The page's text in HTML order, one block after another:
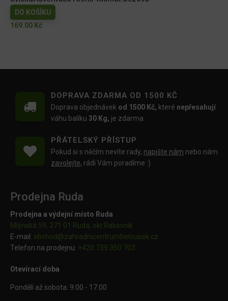
DO KOŠÍKU
169.00 Kč
DOPRAVA ZDARMA OD 1500 KČ
Doprava objednávek od 1500 Kč, které nepřesahují
váhu balíku30 Kg, je zdarma.
PŘÁTELSKÝ PŘÍSTUP
Pokud si s něčím nevíte rady, napište nám nebo nám
zavolejte, rádi Vám poradíme :)
Prodejna Ruda
Prodejna a výdejní místo Ruda
Mlýnská 59, 271 01 Ruda, okr.Rakovník
E-mail: obchod@zahradnicentrumbelousek.cz
Telefon na prodejnu: +420 739 350 703
Otevírací doba
Pondělí až sobota: 9:00 - 17:00